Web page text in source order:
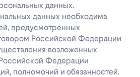
данных.
данных необходима
предусмотренных
Российской Федерации
возложенных
Федерации
полномочий и обязанностей.